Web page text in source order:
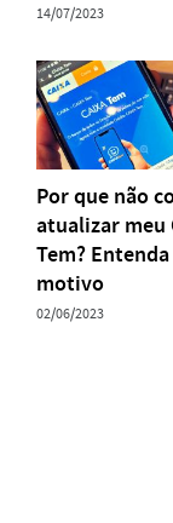
14/07/2023
Por que não
atualizar meu
Tem?
motivo
02/06/2023